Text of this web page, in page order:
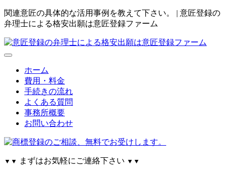
関連意匠の具体的な活用事例を教えて下さい。 | 意匠登録の
弁理士による格安出願は意匠登録ファーム
ホーム
費用・料金
手続きの流れ
よくある質問
事務所概要
お問い合わせ
▼▼ まずはお気軽にご連絡下さい ▼▼